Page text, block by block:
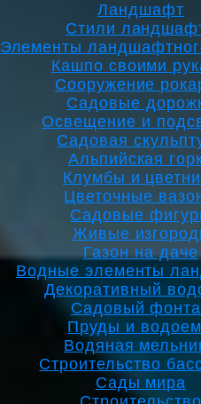
Ландшафт
Стили
Элементы
Кашпо своими
Сооружение
Садовые
Освещение и
Садовая
Альпийская
Клумбы и
Цветочные
Садовые
Живые
Газон на даче
Водные элементы
Декоративный
Садовый
Пруды и
Водяная
Строительство
Сады мира